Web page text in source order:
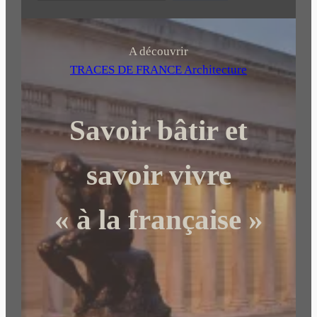
r
h
r
A découvrir
TRACES DE FRANCE Architecture
Savoir bâtir et
savoir vivre
« à la française »